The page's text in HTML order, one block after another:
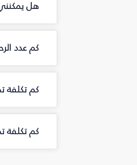
هل
كم عدد
كم تكلفة
كم تكلفة